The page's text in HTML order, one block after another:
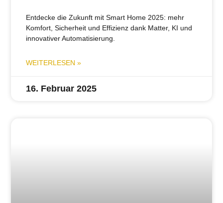
Entdecke die Zukunft mit Smart Home 2025: mehr
Komfort, Sicherheit und Effizienz dank Matter, KI und
innovativer Automatisierung.
WEITERLESEN »
16. Februar 2025